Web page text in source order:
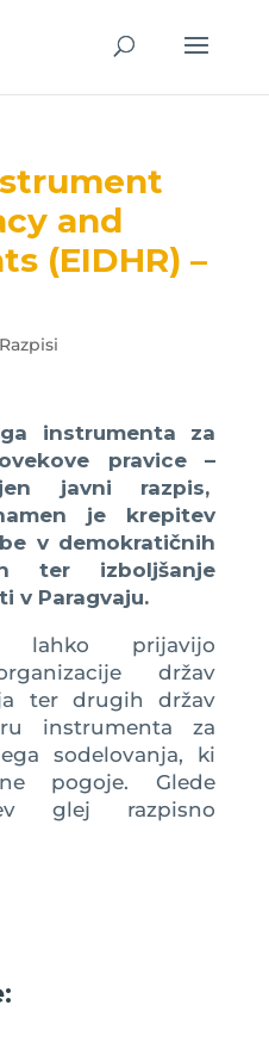
and
(EIDHR) –
Razpisi
instrumenta za
pravice –
javni razpis,
je krepitev
v demokratičnih
ter izboljšanje
v Paragvaju.
prijavijo
držav
ter drugih držav
instrumenta za
sodelovanja, ki
pogoje. Glede
glej razpisno